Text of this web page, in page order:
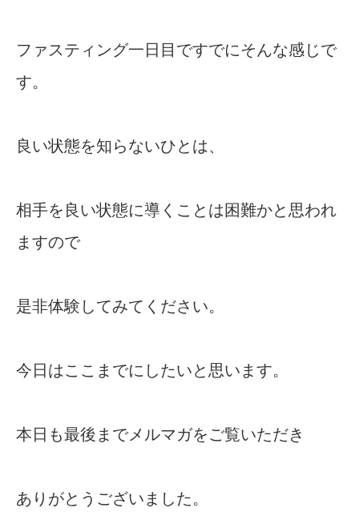
ファスティング一日目ですでにそんな感じで
す。
良い状態を知らないひとは、
相手を良い状態に導くことは困難かと思われ
ますので
是非体験してみてください。
今日はここまでにしたいと思います。
本日も最後までメルマガをご覧いただき
ありがとうございました。